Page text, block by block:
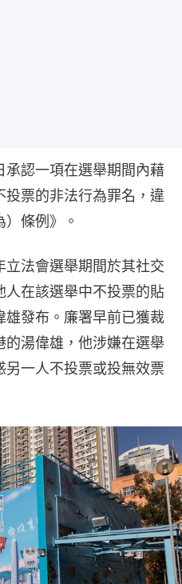
認一項在選舉期間內藉
票的非法行為罪名，違
條例》。
法會選舉期間於其社交
在該選舉中不投票的貼
雄發布。廉署早前已獲裁
湯偉雄，他涉嫌在選舉
一人不投票或投無效票